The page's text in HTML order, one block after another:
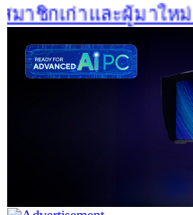
ชิกเก่าและผู้มาใหม่